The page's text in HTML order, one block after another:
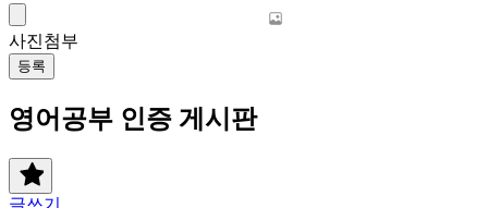
사진첨부
등록
영어공부 인증 게시판
글쓰기